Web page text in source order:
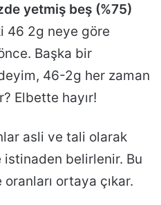
yetmiş beş (%75)
46 2g neye göre
Başka bir
46-2g her zaman
Elbette hayır!
asli ve tali olarak
istinaden belirlenir. Bu
ortaya çıkar.